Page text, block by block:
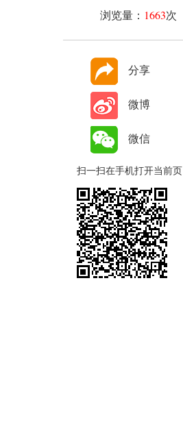
浏览量： 1663次
分享
微博
微信
扫一扫在手机打开当前页